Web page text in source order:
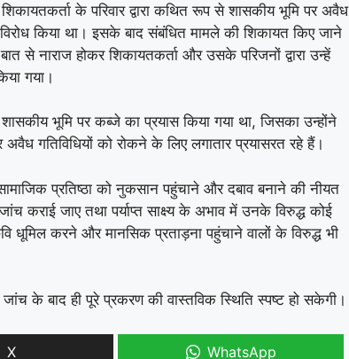
के परिवार द्वारा कथित रूप से शासकीय भूमि पर अवैध
किया था। इसके बाद संबंधित मामले की शिकायत किए जाने
से नाराज होकर शिकायतकर्ता और उसके परिजनों द्वारा उन्हें
गया।
भूमि पर कब्जे का प्रयास किया गया था, जिसका उन्होंने
गतिविधियों को रोकने के लिए लगातार प्रयासरत रहे हैं।
प्रतिष्ठा को नुकसान पहुंचाने और दबाव बनाने की नीयत
कराई जाए तथा पर्याप्त साक्ष्य के अभाव में उनके विरुद्ध कोई
धूमिल करने और मानसिक प्रताड़ना पहुंचाने वालों के विरुद्ध भी
के बाद ही पूरे प्रकरण की वास्तविक स्थिति स्पष्ट हो सकेगी।
X WhatsApp